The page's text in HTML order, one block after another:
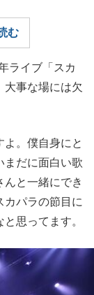
む
ライブ「スカ
大事な場には欠
。僕自身にと
まだに面白い歌
と一緒にでき
カパラの節目に
思ってます。